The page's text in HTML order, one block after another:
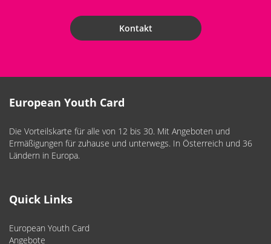
Kontakt
European Youth Card
Die Vorteilskarte für alle von 12 bis 30. Mit Angeboten und
Ermäßigungen für zuhause und unterwegs. In Österreich und 36
Ländern in Europa.
Quick Links
European Youth Card
Angebote